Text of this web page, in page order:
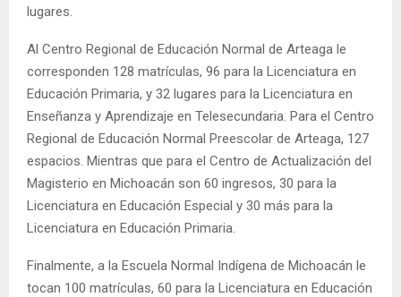
lugares.
Al Centro Regional de Educación Normal de Arteaga le
corresponden 128 matrículas, 96 para la Licenciatura en
Educación Primaria, y 32 lugares para la Licenciatura en
Enseñanza y Aprendizaje en Telesecundaria. Para el Centro
Regional de Educación Normal Preescolar de Arteaga, 127
espacios. Mientras que para el Centro de Actualización del
Magisterio en Michoacán son 60 ingresos, 30 para la
Licenciatura en Educación Especial y 30 más para la
Licenciatura en Educación Primaria.
Finalmente, a la Escuela Normal Indígena de Michoacán le
tocan 100 matrículas, 60 para la Licenciatura en Educación